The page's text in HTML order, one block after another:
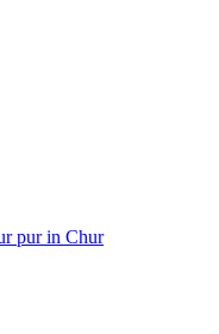
pur in Chur